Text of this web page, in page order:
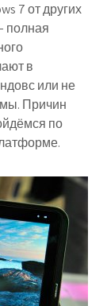
7 от других
полная
в
или не
Причин
по